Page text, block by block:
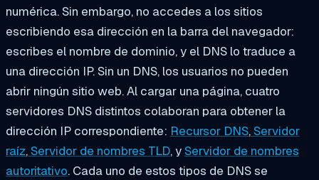
numérica. Sin embargo, no accedes a los sitios
escribiendo esa dirección en la barra del navegador:
escribes el nombre de dominio, y el DNS lo traduce a
una dirección IP. Sin un DNS, los usuarios no pueden
abrir ningún sitio web. Al cargar una página, cuatro
servidores DNS distintos colaboran para obtener la
dirección IP correspondiente: Recursor DNS,Servidor
raíz,Servidor de nombres TLD, yServidor de nombres
autoritativo. Cada uno de estos tipos de DNS se